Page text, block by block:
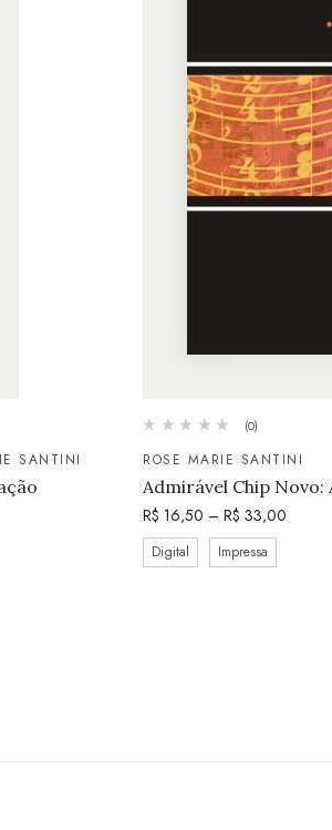
SANTINI
(0)
ROSE MARIE SANTINI
Admirável Chip
R$ 16,50 – R$ 33,00
Digital Impressa